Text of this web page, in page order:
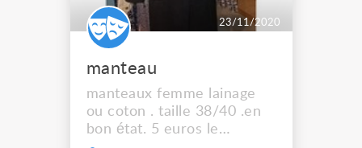
23/11/2020
manteau
manteaux femme lainage
ou coton . taille 38/40 .en
bon état. 5 euros le